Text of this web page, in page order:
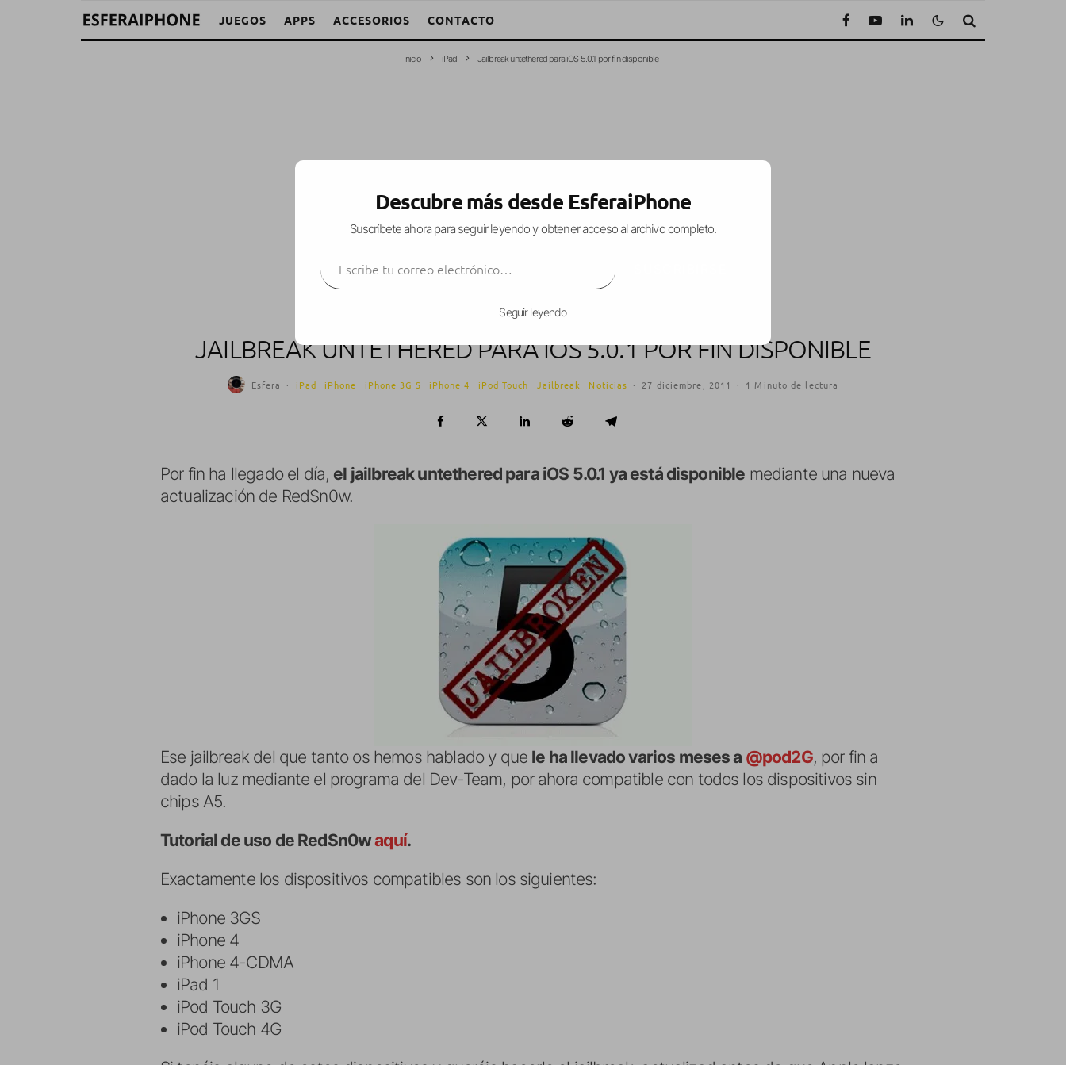
JUEGOS APPS ACCESORIOS CONTACTO
Inicio iPad Jailbreak untethered para iOS 5.0.1 por fin disponible
JAILBREAK UNTETHERED PARA IOS 5.0.1 POR FIN DISPONIBLE
Esfera · iPad iPhone iPhone 3G S iPhone 4 iPod Touch Jailbreak Noticias · 27 diciembre, 2011 · 1 Minuto de lectura
Por fin ha llegado el día, el jailbreak untethered para iOS 5.0.1 ya está disponible mediante una nueva
actualización de RedSn0w.
Ese jailbreak del que tanto os hemos hablado y que le ha llevado varios meses a @pod2G, por fin a
dado la luz mediante el programa del Dev-Team, por ahora compatible con todos los dispositivos sin
chips A5.
Tutorial de uso de RedSn0waquí.
Exactamente los dispositivos compatibles son los siguientes:
iPhone 3GS
iPhone 4
iPhone 4-CDMA
iPad 1
iPod Touch 3G
iPod Touch 4G
Descubre más desde EsferaiPhone
Suscríbete ahora para seguir leyendo y obtener acceso al archivo completo.
Seguir leyendo